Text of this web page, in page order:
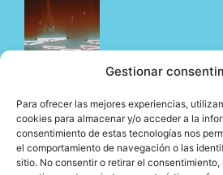
Gestionar
Para ofrecer las mejores experiencias,
cookies para almacenar y/o acceder a la
consentimiento de estas tecnologías nos
el comportamiento de navegación o las
sitio. No consentir o retirar el
El underground en Ibiza es
06/08/2026